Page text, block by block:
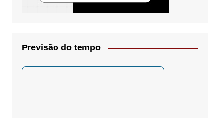
Previsão do tempo